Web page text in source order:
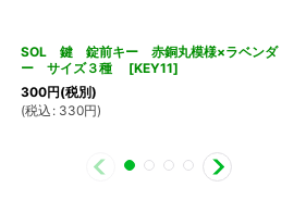
SOL 鍵 錠前キー 赤銅丸模様×ラベンダ
ー サイズ３種
[KEY11]
300円(税別)
(税込 : 330円)